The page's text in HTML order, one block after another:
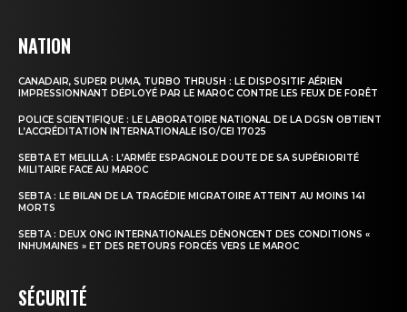
NATION
CANADAIR, SUPER PUMA, TURBO THRUSH : LE DISPOSITIF AÉRIEN
IMPRESSIONNANT DÉPLOYÉ PAR LE MAROC CONTRE LES FEUX DE FORÊT
POLICE SCIENTIFIQUE : LE LABORATOIRE NATIONAL DE LA DGSN OBTIENT
L’ACCRÉDITATION INTERNATIONALE ISO/CEI 17025
SEBTA ET MELILLA : L’ARMÉE ESPAGNOLE DOUTE DE SA SUPÉRIORITÉ
MILITAIRE FACE AU MAROC
SEBTA : LE BILAN DE LA TRAGÉDIE MIGRATOIRE ATTEINT AU MOINS 141
MORTS
SEBTA : DEUX ONG INTERNATIONALES DÉNONCENT DES CONDITIONS «
INHUMAINES » ET DES RETOURS FORCÉS VERS LE MAROC
SÉCURITÉ